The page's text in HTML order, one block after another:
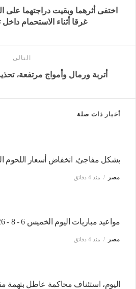
اختفى أثرهما وبقيت دراجتهما
غرقا أثناء الاستحمام داخل
التالى
أتربة ورمال وأمواج مرتفعة،
أخبار ذات صلة
بشكل مفاجئ، انخفاض أسعار اللحوم
مصر منذ 4 دقائق
مواعيد مباريات اليوم الخميس 6 - 8 - 2026
مصر منذ 4 دقائق
اليوم، استئناف محاكمة عاطل